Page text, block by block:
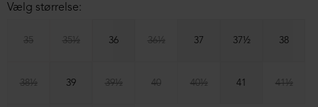
Vælg størrelse:
35 35½ 36 36½ 37 37½ 38
38½ 39 39½ 40 40½ 41 41½